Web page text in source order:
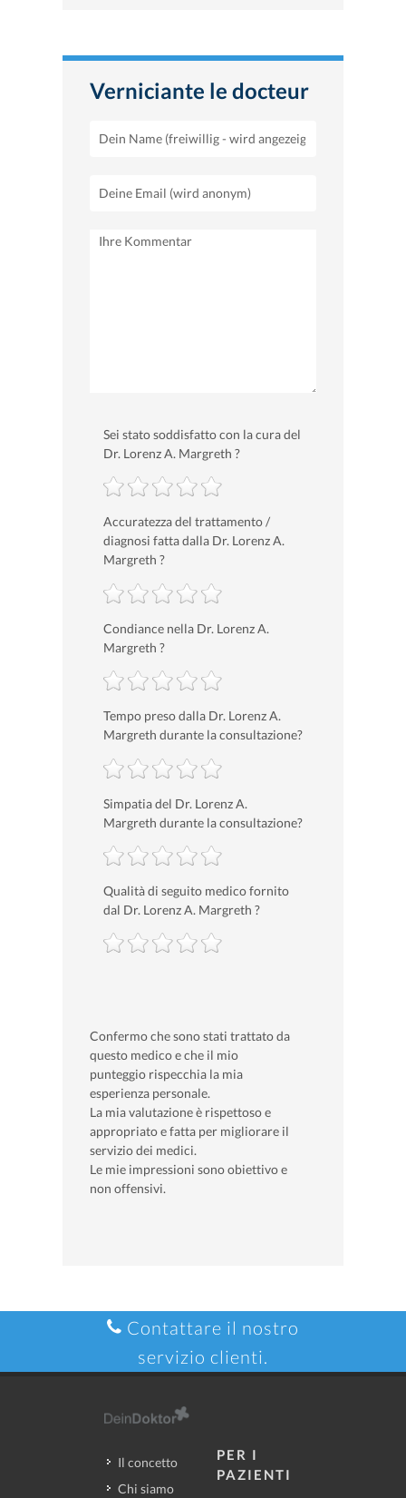
Verniciante le docteur
Sei stato soddisfatto con la cura del
Dr. Lorenz A. Margreth ?
Accuratezza del trattamento /
diagnosi fatta dalla Dr. Lorenz A.
Margreth ?
Condiance nella Dr. Lorenz A.
Margreth ?
Tempo preso dalla Dr. Lorenz A.
Margreth durante la consultazione?
Simpatia del Dr. Lorenz A.
Margreth durante la consultazione?
Qualità di seguito medico fornito
dal Dr. Lorenz A. Margreth ?
Confermo che sono stati trattato da
questo medico e che il mio
punteggio rispecchia la mia
esperienza personale.
La mia valutazione è rispettoso e
appropriato e fatta per migliorare il
servizio dei medici.
Le mie impressioni sono obiettivo e
non offensivi.
Contattare il nostro
servizio clienti.
Il concetto
Chi siamo
PER I
PAZIENTI